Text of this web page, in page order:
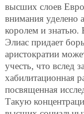
высших слоев
внимания уделено
королем и знатью.
Элиас придает
аристократии
учесть, что вслед
хабилитационная
посвященная
Такую